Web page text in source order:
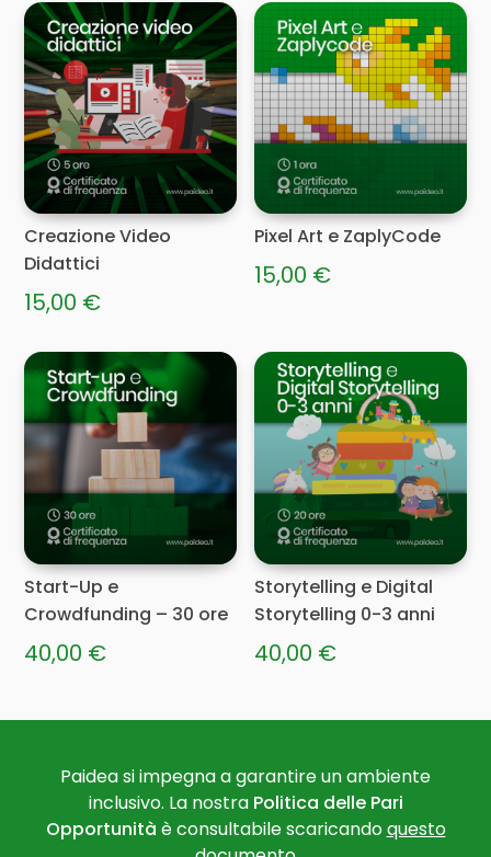
prezzo:
da
50,00 €
a
165,00 €
prodotto
ha
più
varianti.
Le
opzioni
possono
essere
scelte
nella
pagina
del
prodotto
Creazione Video
Didattici
15,00 €
Pixel Art e ZaplyCode
15,00 €
Start-Up e
Crowdfunding – 30 ore
40,00 €
Storytelling e Digital
Storytelling 0-3 anni
40,00 €
Paidea si impegna a garantire un ambiente
inclusivo. La nostra Politica delle Pari
Opportunità è consultabile scaricandoquesto